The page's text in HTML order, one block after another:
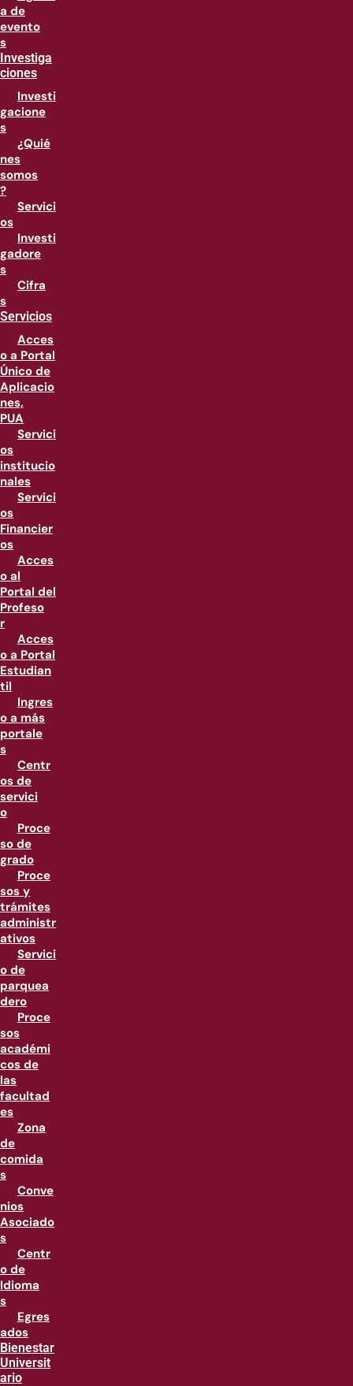
a de
evento
s
Investiga
ciones
Investi
gacione
s
¿Quié
nes
somos
?
Servici
os
Investi
gadore
s
Cifra
s
Servicios
Acces
o a Portal
Único de
Aplicacio
nes,
PUA
Servici
os
institucio
nales
Servici
os
Financier
os
Acces
o al
Portal del
Profeso
r
Acces
o a Portal
Estudian
til
Ingres
o a más
portale
s
Centr
os de
servici
o
Proce
so de
grado
Proce
sos y
trámites
administr
ativos
Servici
o de
parquea
dero
Proce
sos
académi
cos de
las
facultad
es
Zona
de
comida
s
Conve
nios
Asociado
s
Centr
o de
Idioma
s
Egres
ados
Bienestar
Universit
ario